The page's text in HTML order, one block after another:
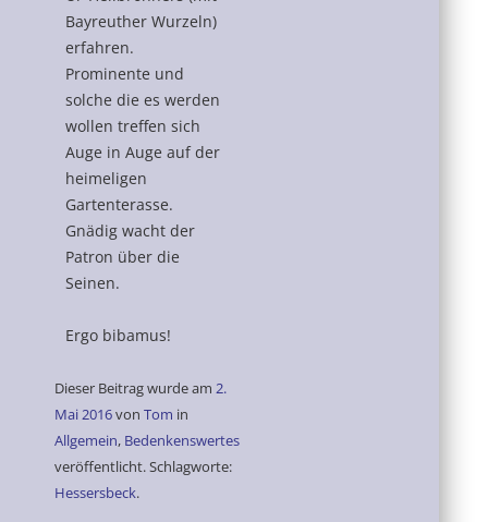
Bayreuther Wurzeln)
erfahren.
Prominente und
solche die es werden
wollen treffen sich
Auge in Auge auf der
heimeligen
Gartenterasse.
Gnädig wacht der
Patron über die
Seinen.
Ergo bibamus!
Dieser Beitrag wurde am 2.
Mai 2016von Tom in
Allgemein, Bedenkenswertes
veröffentlicht. Schlagworte:
Hessersbeck.